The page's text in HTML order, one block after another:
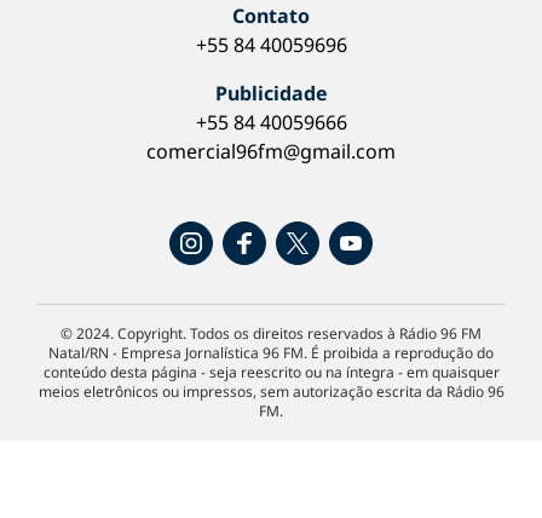
Contato
+55 84 40059696
Publicidade
+55 84 40059666
comercial96fm@gmail.com
© 2024. Copyright. Todos os direitos reservados à Rádio 96 FM
Natal/RN - Empresa Jornalística 96 FM. É proibida a reprodução do
conteúdo desta página - seja reescrito ou na íntegra - em quaisquer
meios eletrônicos ou impressos, sem autorização escrita da Rádio 96
FM.